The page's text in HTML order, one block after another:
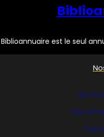
Biblioannuaire est le seul
Nos
Nos